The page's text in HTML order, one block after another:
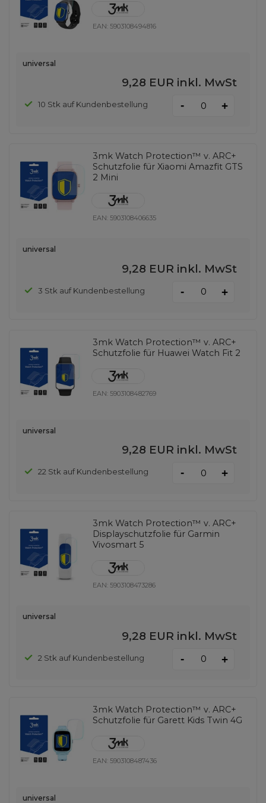
EAN: 5903108494816
universal
9,28 EUR inkl. MwSt
10 Stk auf Kundenbestellung - +
3mk Watch Protection™ v. ARC+
Schutzfolie für Xiaomi Amazfit GTS
2 Mini
EAN: 5903108406635
universal
9,28 EUR inkl. MwSt
3 Stk auf Kundenbestellung - +
3mk Watch Protection™ v. ARC+
Schutzfolie für Huawei Watch Fit 2
EAN: 5903108482769
universal
9,28 EUR inkl. MwSt
22 Stk auf Kundenbestellung - +
3mk Watch Protection™ v. ARC+
Displayschutzfolie für Garmin
Vivosmart 5
EAN: 5903108473286
universal
9,28 EUR inkl. MwSt
2 Stk auf Kundenbestellung - +
3mk Watch Protection™ v. ARC+
Schutzfolie für Garett Kids Twin 4G
EAN: 5903108487436
universal